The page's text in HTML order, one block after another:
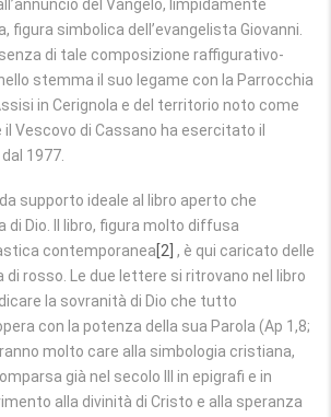
del Vangelo, limpidamente
figura simbolica dell’evangelista Giovanni.
di tale composizione raffigurativo-
stemma il suo legame con la Parrocchia
in Cerignola e del territorio noto come
il Vescovo di Cassano ha esercitato il
1977.
supporto ideale al libro aperto che
di Dio. Il libro, figura molto diffusa
contemporanea [2] , è qui caricato delle
di rosso. Le due lettere si ritrovano nel libro
la sovranità di Dio che tutto
con la potenza della sua Parola (Ap 1,8;
molto care alla simbologia cristiana,
già nel secolo III in epigrafi e in
alla divinità di Cristo e alla speranza